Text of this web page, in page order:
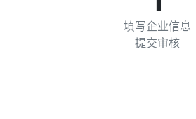
填写企业信息
提交审核